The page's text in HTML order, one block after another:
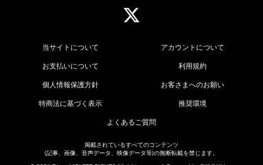
当サイトについて アカウントについて
お支払いについて 利用規約
個人情報保護方針 お客さまへのお願い
特商法に基づく表示 推奨環境
よくあるご質問
掲載されているすべてのコンテンツ
(記事、画像、音声データ、映像データ等)の無断転載を禁じます。